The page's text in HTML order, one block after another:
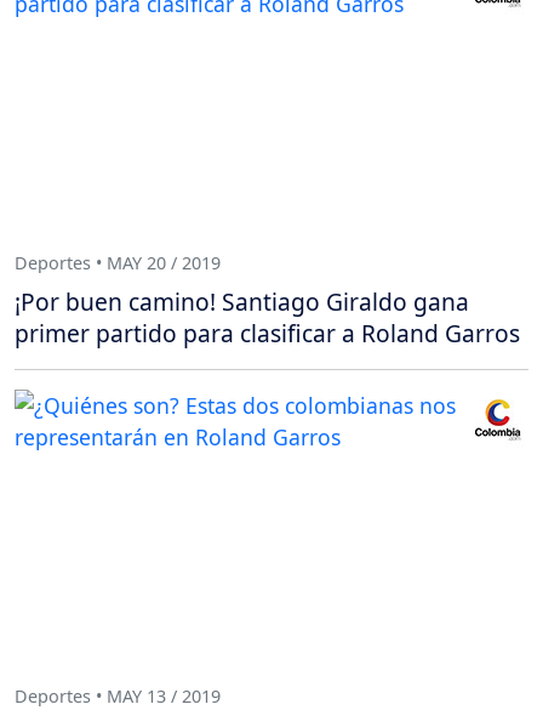
Deportes • MAY 20 / 2019
¡Por buen camino! Santiago Giraldo gana
primer partido para clasificar a Roland Garros
Deportes • MAY 13 / 2019